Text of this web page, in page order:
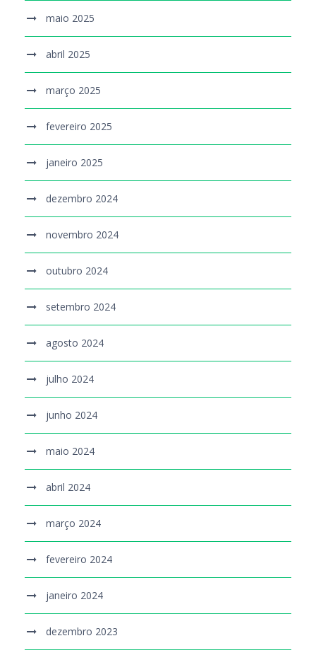
maio 2025
abril 2025
março 2025
fevereiro 2025
janeiro 2025
dezembro 2024
novembro 2024
outubro 2024
setembro 2024
agosto 2024
julho 2024
junho 2024
maio 2024
abril 2024
março 2024
fevereiro 2024
janeiro 2024
dezembro 2023